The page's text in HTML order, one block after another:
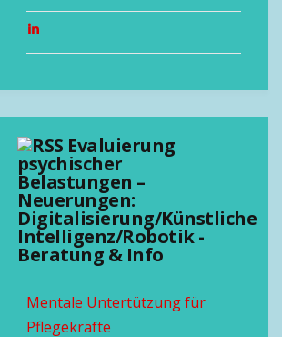
Evaluierung
psychischer
Belastungen –
Neuerungen:
Digitalisierung/Künstliche
Intelligenz/Robotik -
Beratung & Info
Mentale Untertützung für
Pflegekräfte